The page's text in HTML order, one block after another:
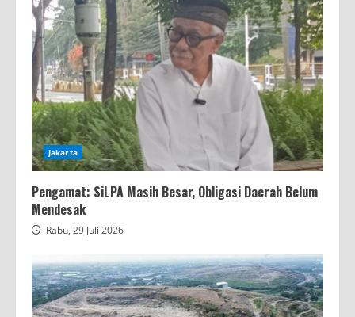
Jakarta
Pengamat: SiLPA Masih Besar, Obligasi Daerah Belum
Mendesak
Rabu, 29 Juli 2026